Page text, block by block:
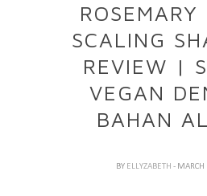
ROSEMARY
SCALING
REVIEW |
VEGAN
BAHAN
BY ELLYZABETH-